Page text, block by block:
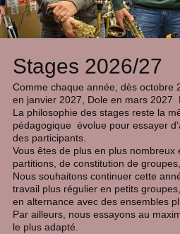
Stages 2026/27
Comme chaque année, dès octobre
en janvier 2027, Dole en mars 2027
La philosophie des stages reste la
pédagogique évolue pour essayer
des participants.
Vous êtes de plus en plus
partitions, de constitution de
Nous souhaitons continuer cette
travail plus régulier en petits
en alternance avec des ensembles
Par ailleurs, nous essayons au
le plus adapté.